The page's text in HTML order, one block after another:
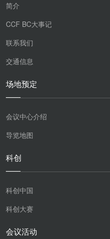
简介
CCF BC大事记
联系我们
交通信息
场地预定
会议中心介绍
导览地图
科创
科创中国
科创大赛
会议活动